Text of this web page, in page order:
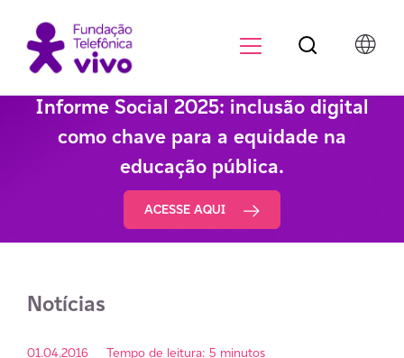
Informe Social 2025: inclusão digital
como chave para a equidade na
educação pública.
ACESSE AQUI
Notícias
01.04.2016 Tempo de leitura: 5 minutos
Botão de